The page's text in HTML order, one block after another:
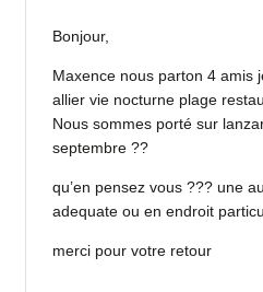
Bonjour,
Maxence nous parton 4 amis
allier vie nocturne plage
Nous sommes porté sur
septembre ??
qu’en pensez vous ??? une
adequate ou en endroit
merci pour votre retour